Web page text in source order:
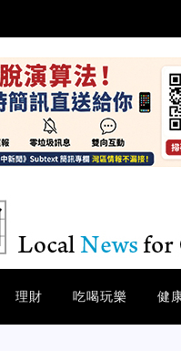
理財 吃喝玩樂 健